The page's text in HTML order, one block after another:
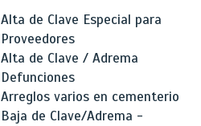
Alta de Clave Especial para
Proveedores
Alta de Clave / Adrema
Defunciones
Arreglos varios en cementerio
Baja de Clave/Adrema -